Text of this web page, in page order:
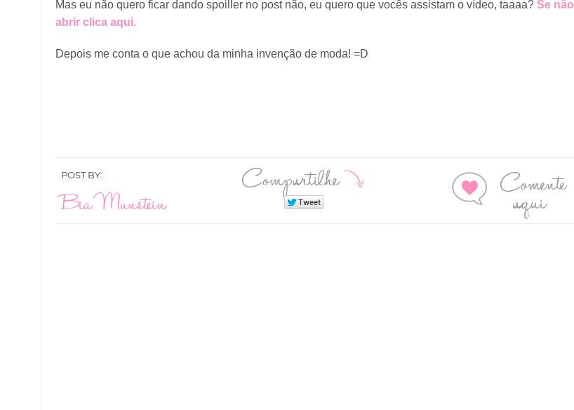
Mas eu não quero ficar dando spoiller no post não, eu quero que vocês assistam o vídeo, taaaa? Se não
abrir clica aqui.
Depois me conta o que achou da minha invenção de moda! =D
POST BY:
Bia Munstein
Compartilhe Comente
aqui